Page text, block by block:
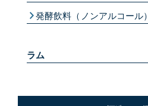
発酵飲料（ノンアルコール）
ラム